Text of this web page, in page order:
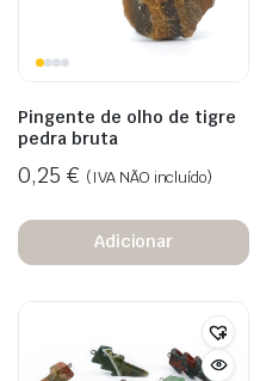
Pingente de olho de tigre
pedra bruta
0,25 € (IVA NÃO incluído)
Adicionar